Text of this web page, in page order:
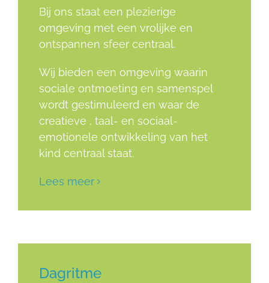
Bij ons staat een plezierige
omgeving met een vrolijke en
ontspannen sfeer centraal.
Wij bieden een omgeving waarin
sociale ontmoeting en samenspel
wordt gestimuleerd en waar de
creatieve , taal- en sociaal-
emotionele ontwikkeling van het
kind centraal staat.
Lees meer
Dagritme